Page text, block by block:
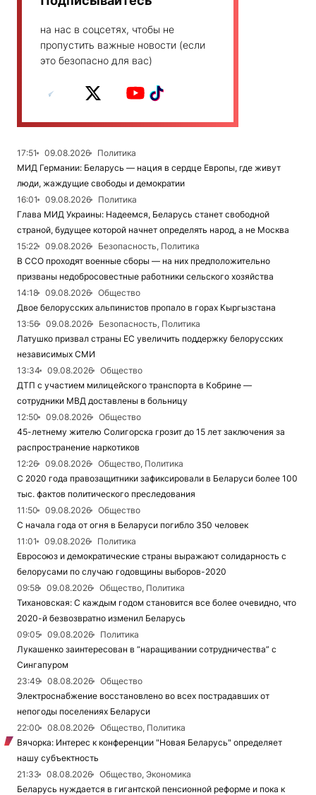
на нас в соцсетях, чтобы не
пропустить важные новости (если
это безопасно для вас)
17:51 09.08.2026
Политика
МИД Германии: Беларусь — нация в сердце Европы, где живут
люди, жаждущие свободы и демократии
16:01
09.08.2026
Политика
Глава МИД Украины: Надеемся, Беларусь станет свободной
страной, будущее которой начнет определять народ, а не Москва
15:22
09.08.2026
Безопасность, Политика
В ССО проходят военные сборы — на них предположительно
призваны недобросовестные работники сельского хозяйства
14:18
09.08.2026
Общество
Двое белорусских альпинистов пропало в горах Кыргызстана
13:56
09.08.2026
Безопасность, Политика
Латушко призвал страны ЕС увеличить поддержку белорусских
независимых СМИ
13:34
09.08.2026
Общество
ДТП с участием милицейского транспорта в Кобрине —
сотрудники МВД доставлены в больницу
12:50
09.08.2026
Общество
45-летнему жителю Солигорска грозит до 15 лет заключения за
распространение наркотиков
12:26
09.08.2026
Общество, Политика
С 2020 года правозащитники зафиксировали в Беларуси более 100
тыс. фактов политического преследования
11:50
09.08.2026
Общество
С начала года от огня в Беларуси погибло 350 человек
11:01
09.08.2026
Политика
Евросоюз и демократические страны выражают солидарность с
белорусами по случаю годовщины выборов-2020
09:58
09.08.2026
Общество, Политика
Тихановская: С каждым годом становится все более очевидно, что
2020-й безвозвратно изменил Беларусь
09:05
09.08.2026
Политика
Лукашенко заинтересован в “наращивании сотрудничества” с
Сингапуром
23:49
08.08.2026
Общество
Электроснабжение восстановлено во всех пострадавших от
непогоды поселениях Беларуси
22:00
08.08.2026
Общество, Политика
Вячорка: Интерес к конференции "Новая Беларусь" определяет
нашу субъектность
21:33
08.08.2026
Общество, Экономика
Беларусь нуждается в гигантской пенсионной реформе и пока к